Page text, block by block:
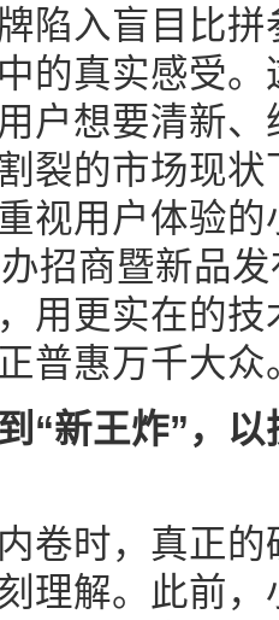
陷入盲目比
的真实感受
户想要清新
裂的市场现
视用户体验
招商暨新品
用更实在的
普惠万千大众
到“新王炸”，
卷时，真正
理解。此前，